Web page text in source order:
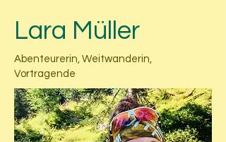
Lara Müller
Abenteurerin, Weitwanderin,
Vortragende